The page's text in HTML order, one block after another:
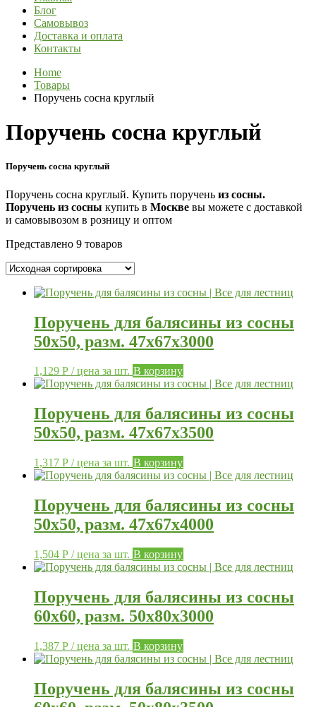
Блог
Самовывоз
Доставка и оплата
Контакты
Home
Товары
Поручень сосна круглый
Поручень сосна круглый
Поручень сосна круглый
Поручень сосна круглый. Купить поручень из сосны.
Поручень из сосны купить в Москве вы можете с доставкой
и самовывозом в розницу и оптом
Представлено 9 товаров
Поручень для балясины из сосны
50х50, разм. 47х67х3000
1,129 Р / цена за шт. В корзину
Поручень для балясины из сосны
50х50, разм. 47х67х3500
1,317 Р / цена за шт. В корзину
Поручень для балясины из сосны
50х50, разм. 47х67х4000
1,504 Р / цена за шт. В корзину
Поручень для балясины из сосны
60х60, разм. 50х80х3000
1,387 Р / цена за шт. В корзину
Поручень для балясины из сосны